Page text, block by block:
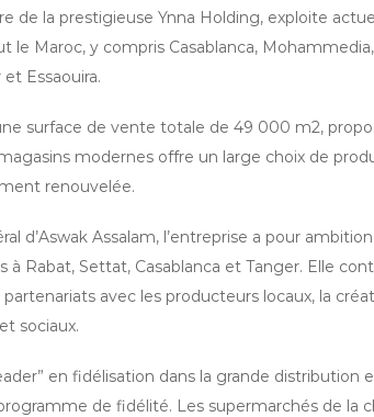
de la prestigieuse Ynna Holding, exploite
Maroc, y compris Casablanca,
Essaouira.
surface de vente totale de 49 000 m2,
modernes offre un large choix de
renouvelée.
d’Aswak Assalam, l’entreprise a pour
à Rabat, Settat, Casablanca et Tanger. Elle
avec les producteurs locaux, la
sociaux.
en fidélisation dans la grande distribution
de fidélité. Les supermarchés de la